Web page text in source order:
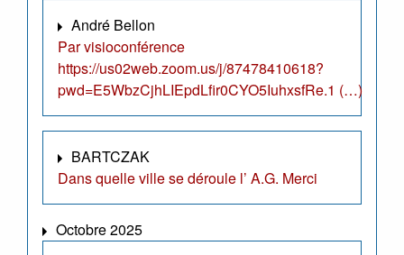
André Bellon
Par visioconférence
https://us02web.zoom.us/j/87478410618?
pwd=E5WbzCjhLIEpdLfir0CYO5IuhxsfRe.1 (…)
BARTCZAK
Dans quelle ville se déroule l’ A.G. Merci
Octobre 2025